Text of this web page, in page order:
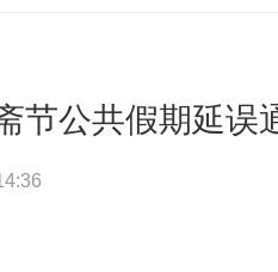
节公共假期延误